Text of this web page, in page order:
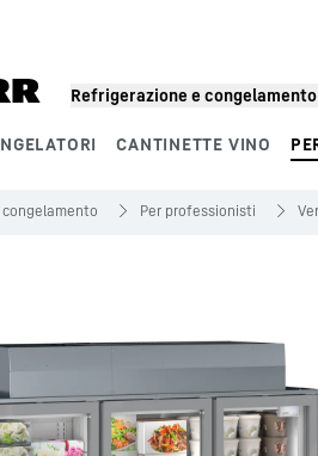
Refrigerazione e congelamento
CANTINETTE VINO
Per professionisti